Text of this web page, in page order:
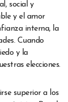
social y
y el amor
interna, la
Cuando
y la
elecciones.
superior a los